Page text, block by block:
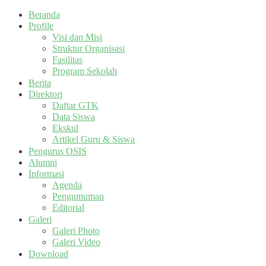
Beranda
Profile
Visi dan Misi
Struktur Organisasi
Fasilitas
Program Sekolah
Berita
Direktori
Daftar GTK
Data Siswa
Ekskul
Artikel Guru & Siswa
Pengurus OSIS
Alumni
Informasi
Agenda
Pengumuman
Editorial
Galeri
Galeri Photo
Galeri Video
Download